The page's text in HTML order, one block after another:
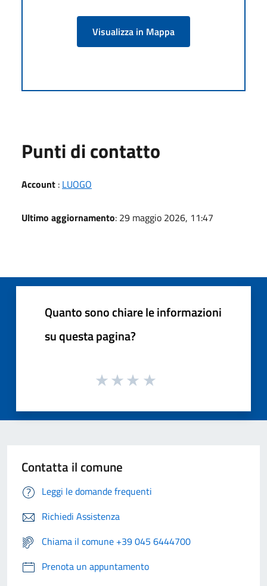
Visualizza in Mappa
Punti di contatto
Account : LUOGO
Ultimo aggiornamento: 29 maggio 2026, 11:47
Quanto sono chiare le informazioni
su questa pagina?
Contatta il comune
Leggi le domande frequenti
Richiedi Assistenza
Chiama il comune +39 045 6444700
Prenota un appuntamento